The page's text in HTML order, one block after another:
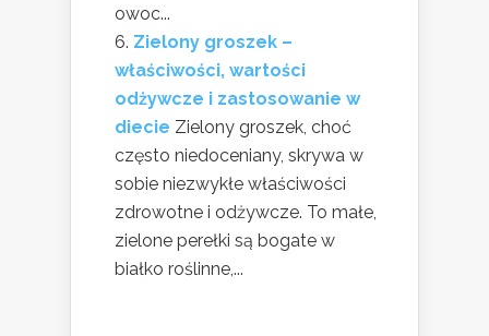
owoc...
Zielony groszek –
właściwości, wartości
odżywcze i zastosowanie w
diecie Zielony groszek, choć
często niedoceniany, skrywa w
sobie niezwykłe właściwości
zdrowotne i odżywcze. To małe,
zielone perełki są bogate w
białko roślinne,...